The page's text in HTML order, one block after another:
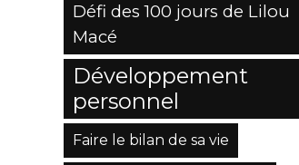
Défi des 100 jours de Lilou
Macé
Développement
personnel
Faire le bilan de sa vie